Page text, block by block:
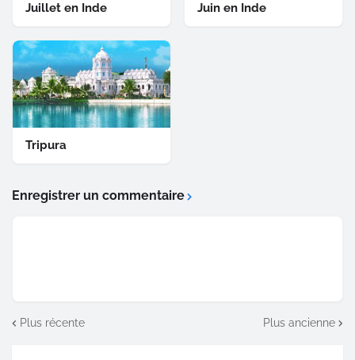
Juillet en Inde Juin en Inde
Tripura
Enregistrer un commentaire
Plus récente Plus ancienne